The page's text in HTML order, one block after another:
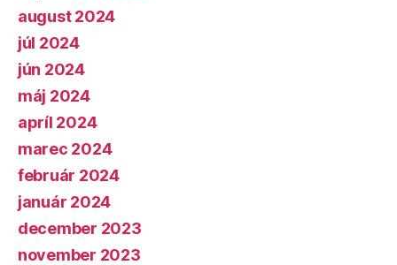
august 2024
júl 2024
jún 2024
máj 2024
apríl 2024
marec 2024
február 2024
január 2024
december 2023
november 2023